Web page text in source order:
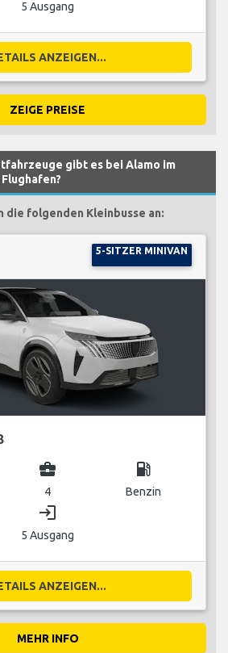
5 Ausgang
ANZEIGEN...
ZEIGE PREISE
gibt es bei Alamo im
die folgenden Kleinbusse an:
5-SITZER MINIVAN
business_center
4
local_gas_station
Benzin
login
5 Ausgang
ANZEIGEN...
MEHR INFO